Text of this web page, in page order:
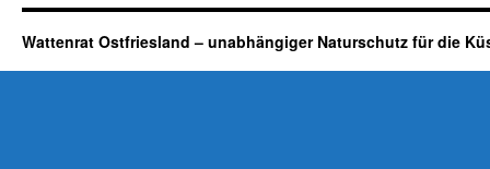
Wattenrat Ostfriesland – unabhängiger Naturschutz für die